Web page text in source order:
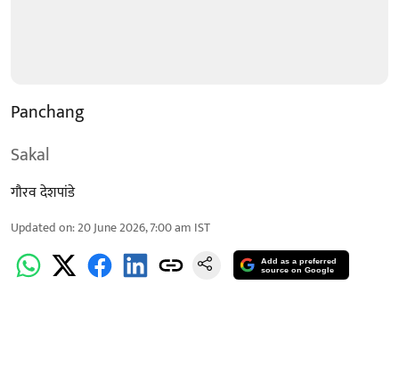
Panchang
Sakal
गौरव देशपांडे
Updated on:20 June 2026, 7:00 am IST
Add as a preferred
source on Google